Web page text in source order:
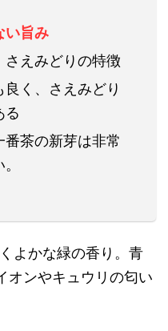
い旨み
えみどりの特徴
く、さえみどり
る
茶の新芽は非常
よかな緑の香り。青
オンやキュウリの匂い